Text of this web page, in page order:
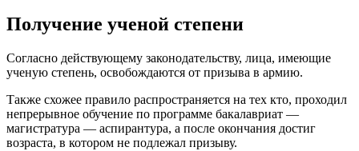
Получение ученой степени
Согласно действующему законодательству, лица, имеющие
ученую степень, освобождаются от призыва в армию.
Также схожее правило распространяется на тех кто, проходил
непрерывное обучение по программе бакалавриат —
магистратура — аспирантура, а после окончания достиг
возраста, в котором не подлежал призыву.